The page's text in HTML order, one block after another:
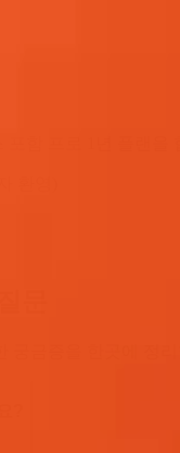
함 프로 1년 플랜을
환영)
문
궁금증을 한곳에 정리
?